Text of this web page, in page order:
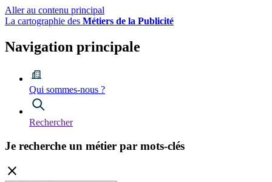
Aller au contenu principal
La cartographie des Métiers de la Publicité
Navigation principale
Qui sommes-nous ?
Rechercher
Je recherche un métier par mots-clés
close